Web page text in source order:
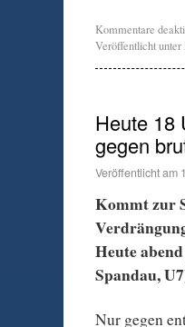
Kommentare
Veröffentlicht unter
Heute 18
gegen
Veröffentlicht am
Kommt zur
Heute
Spandau,
Nur gegen